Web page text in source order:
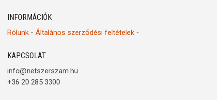
INFORMÁCIÓK
Rólunk - Általános szerződési feltételek -
KAPCSOLAT
info@netszerszam.hu
+36 20 285 3300